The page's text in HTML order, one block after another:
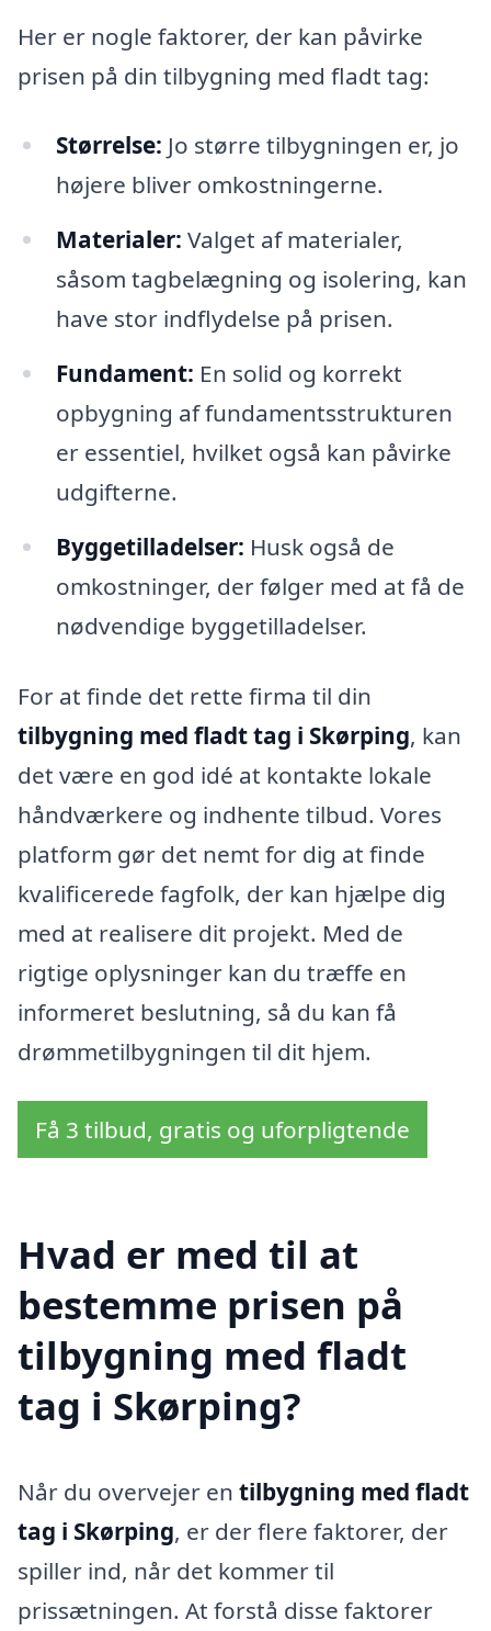
Her er nogle faktorer, der kan påvirke
prisen på din tilbygning med fladt tag:
Størrelse: Jo større tilbygningen er, jo
højere bliver omkostningerne.
Materialer: Valget af materialer,
såsom tagbelægning og isolering, kan
have stor indflydelse på prisen.
Fundament: En solid og korrekt
opbygning af fundamentsstrukturen
er essentiel, hvilket også kan påvirke
udgifterne.
Byggetilladelser: Husk også de
omkostninger, der følger med at få de
nødvendige byggetilladelser.
For at finde det rette firma til din
tilbygning med fladt tag i Skørping, kan
det være en god idé at kontakte lokale
håndværkere og indhente tilbud. Vores
platform gør det nemt for dig at finde
kvalificerede fagfolk, der kan hjælpe dig
med at realisere dit projekt. Med de
rigtige oplysninger kan du træffe en
informeret beslutning, så du kan få
drømmetilbygningen til dit hjem.
Få 3 tilbud, gratis og uforpligtende
Hvad er med til at
bestemme prisen på
tilbygning med fladt
tag i Skørping?
Når du overvejer en tilbygning med fladt
tag i Skørping, er der flere faktorer, der
spiller ind, når det kommer til
prissætningen. At forstå disse faktorer